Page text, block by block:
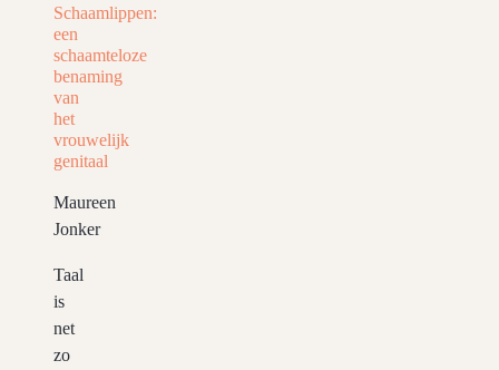
Schaamlippen:
een
schaamteloze
benaming
van
het
vrouwelijk
genitaal
Maureen
Jonker
Taal
is
net
zo